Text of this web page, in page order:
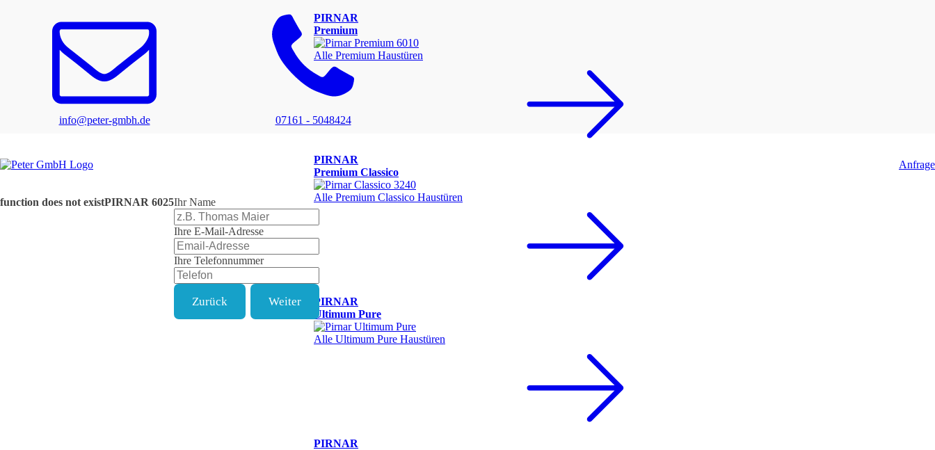
info@peter-gmbh.de 07161 - 5048424
PIRNAR
Premium
Alle Premium Haustüren
PIRNAR
Premium Classico
Alle Premium Classico Haustüren
PIRNAR
Ultimum Pure
Alle Ultimum Pure Haustüren
PIRNAR
Anfrage
function does not existPIRNAR 6025Ihr Name
Ihre E-Mail-Adresse
Ihre Telefonnummer
Zurück Weiter